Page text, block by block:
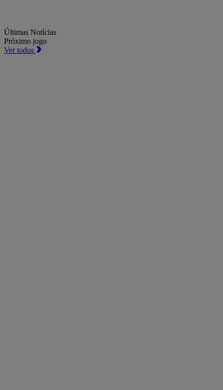
Últimas Notícias
Próximo jogo
Ver todos